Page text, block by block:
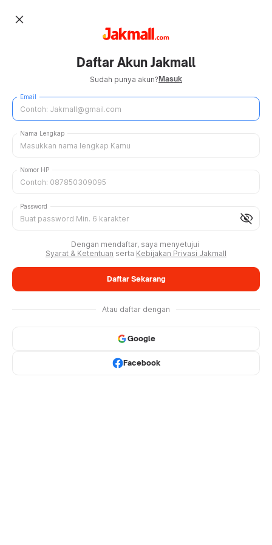
close
Daftar Akun Jakmall
Sudah punya akun?Masuk
Email
Nama Lengkap
Nomor HP
visibility_off
Password
Dengan mendaftar, saya menyetujui
Syarat & Ketentuan serta Kebijakan Privasi Jakmall
Daftar Sekarang
Atau daftar dengan
Google
Facebook